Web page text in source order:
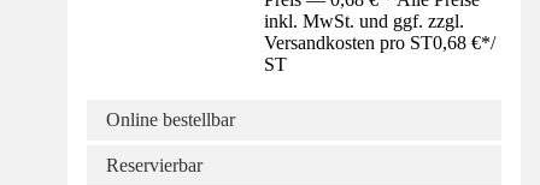
inkl. MwSt. und ggf. zzgl.
Versandkosten pro ST0,68 €*/
ST
Online bestellbar
Reservierbar